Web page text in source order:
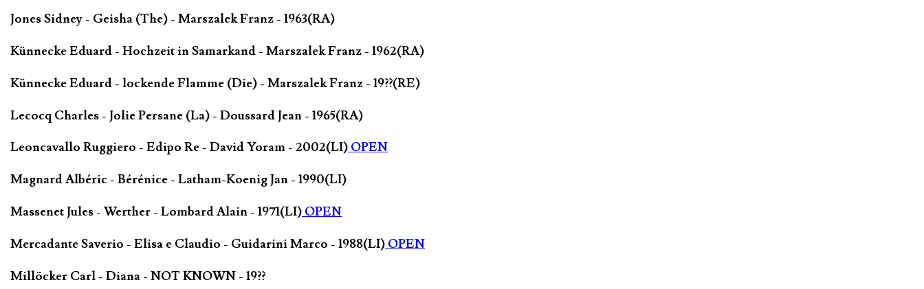
Jones Sidney - Geisha (The) - Marszalek Franz - 1963(RA)
Künnecke Eduard - Hochzeit in Samarkand - Marszalek Franz - 1962(RA)
Künnecke Eduard - lockende Flamme (Die) - Marszalek Franz - 19??(RE)
Lecocq Charles - Jolie Persane (La) - Doussard Jean - 1965(RA)
Leoncavallo Ruggiero - Edipo Re - David Yoram - 2002(LI) OPEN
Magnard Albéric - Bérénice - Latham-Koenig Jan - 1990(LI)
Massenet Jules - Werther - Lombard Alain - 1971(LI) OPEN
Mercadante Saverio - Elisa e Claudio - Guidarini Marco - 1988(LI) OPEN
Millöcker Carl - Diana - NOT KNOWN - 19??